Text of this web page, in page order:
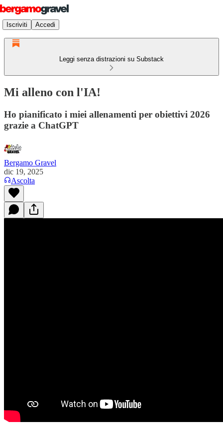
Iscriviti Accedi
Leggi senza distrazioni su Substack
Mi alleno con l'IA!
Ho pianificato i miei allenamenti per obiettivi 2026
grazie a ChatGPT
Bergamo Gravel
dic 19, 2025
Ascolta